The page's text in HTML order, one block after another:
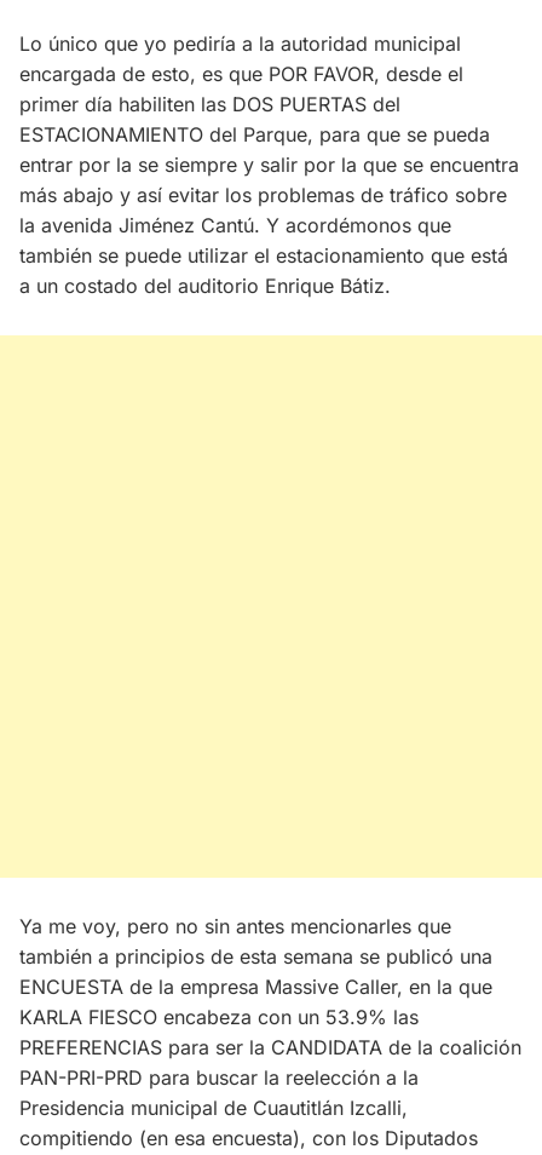
Lo único que yo pediría a la autoridad municipal
encargada de esto, es que POR FAVOR, desde el
primer día habiliten las DOS PUERTAS del
ESTACIONAMIENTO del Parque, para que se pueda
entrar por la se siempre y salir por la que se encuentra
más abajo y así evitar los problemas de tráfico sobre
la avenida Jiménez Cantú. Y acordémonos que
también se puede utilizar el estacionamiento que está
a un costado del auditorio Enrique Bátiz.
Ya me voy, pero no sin antes mencionarles que
también a principios de esta semana se publicó una
ENCUESTA de la empresa Massive Caller, en la que
KARLA FIESCO encabeza con un 53.9% las
PREFERENCIAS para ser la CANDIDATA de la coalición
PAN-PRI-PRD para buscar la reelección a la
Presidencia municipal de Cuautitlán Izcalli,
compitiendo (en esa encuesta), con los Diputados